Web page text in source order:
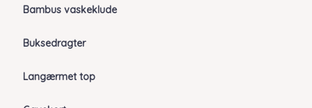
Bambus vaskeklude
Buksedragter
Langærmet top